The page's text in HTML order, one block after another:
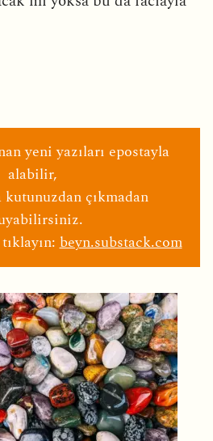
yeni yazıları epostayla
alabilir,
kutunuzdan çıkmadan
beyn.substack.com